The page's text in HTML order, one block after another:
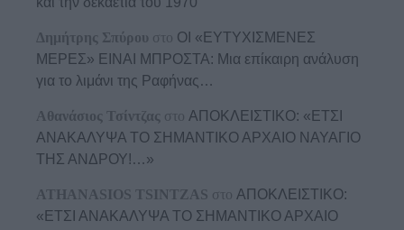
Δημήτρης Σπύρου στο ΟΙ «ΕΥΤΥΧΙΣΜΕΝΕΣ
ΜΕΡΕΣ» ΕΙΝΑΙ ΜΠΡΟΣΤΑ: Μια επίκαιρη ανάλυση
για το λιμάνι της Ραφήνας…
Αθανάσιος Τσίντζας στο ΑΠΟΚΛΕΙΣΤΙΚΟ: «ΕΤΣΙ
ΑΝΑΚΑΛΥΨΑ ΤΟ ΣΗΜΑΝΤΙΚΟ ΑΡΧΑΙΟ ΝΑΥΑΓΙΟ
ΤΗΣ ΑΝΔΡΟΥ!…»
ATHANASIOS TSINTZAS στο ΑΠΟΚΛΕΙΣΤΙΚΟ:
«ΕΤΣΙ ΑΝΑΚΑΛΥΨΑ ΤΟ ΣΗΜΑΝΤΙΚΟ ΑΡΧΑΙΟ